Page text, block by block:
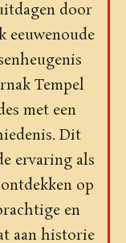
door
eeuwenoude
Tempel
met een
Dit
ervaring als
op
en
aan historie